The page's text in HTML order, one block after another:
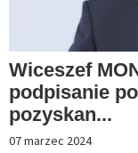
Wiceszef
podpisanie
pozyskan...
07 marzec 2024